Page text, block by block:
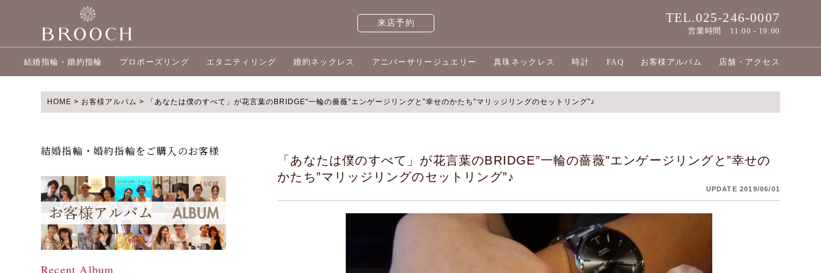
来店予約 TEL.025-246-0007
営業時間 11:00 - 19:00
結婚指輪・婚約指輪 プロポーズリング エタニティリング 婚約ネックレス アニバーサリージュエリー 真珠ネックレス 時計 FAQ お客様アルバム 店舗・アクセス
HOME > お客様アルバム > 「あなたは僕のすべて」が花言葉のBRIDGE”一輪の薔薇”エンゲージリングと”幸せのかたち”マリッジリングのセットリング”♪
結婚指輪・婚約指輪をご購入のお客様
Recent Album
「あなたは僕のすべて」が花言葉のBRIDGE”一輪の薔薇”エンゲージリングと”幸せの
かたち”マリッジリングのセットリング”♪
UPDATE 2019/06/01